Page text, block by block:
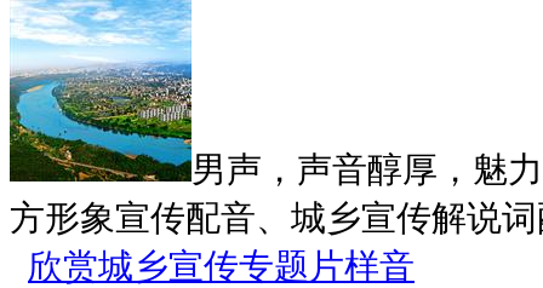
男声，声音醇厚，魅
方形象宣传配音、城乡宣传解说
欣赏城乡宣传专题片样音